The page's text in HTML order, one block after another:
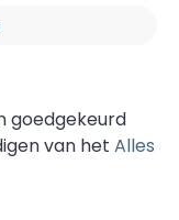
goedgekeurd
van het Alles